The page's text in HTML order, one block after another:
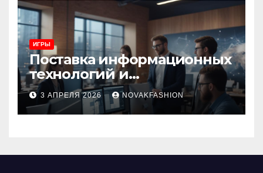
ИГРЫ
Поставка информационных
технологий и
инновационные решения
3 АПРЕЛЯ 2026 NOVAKFASHION